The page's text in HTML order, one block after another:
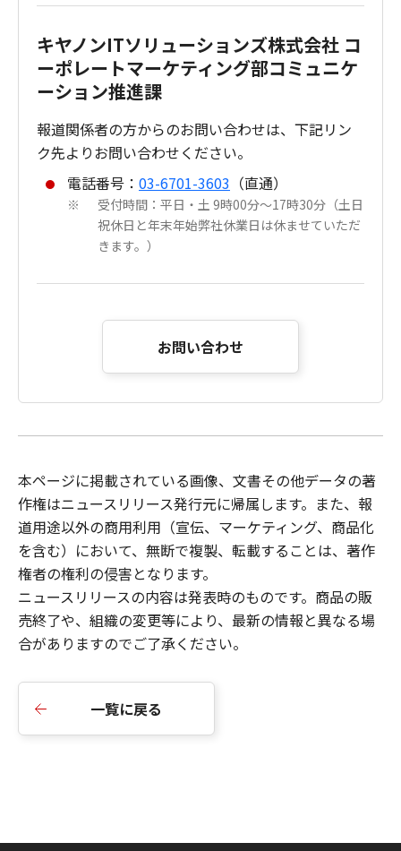
キヤノンITソリューションズ株式会社 コ
ーポレートマーケティング部コミュニケ
ーション推進課
報道関係者の方からのお問い合わせは、下記リン
ク先よりお問い合わせください。
電話番号： 03-6701-3603 （直通）
※
受付時間：平日・土 9時00分～17時30分（土日
祝休日と年末年始弊社休業日は休ませていただ
きます。）
お問い合わせ
本ページに掲載されている画像、文書その他データの著
作権はニュースリリース発行元に帰属します。また、報
道用途以外の商用利用（宣伝、マーケティング、商品化
を含む）において、無断で複製、転載することは、著作
権者の権利の侵害となります。
ニュースリリースの内容は発表時のものです。商品の販
売終了や、組織の変更等により、最新の情報と異なる場
合がありますのでご了承ください。
一覧に戻る